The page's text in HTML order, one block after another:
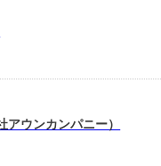
ウンカンパニー）